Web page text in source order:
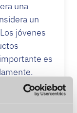
una
un
jóvenes
es